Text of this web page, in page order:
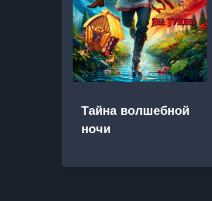
Тайна волшебной
ночи